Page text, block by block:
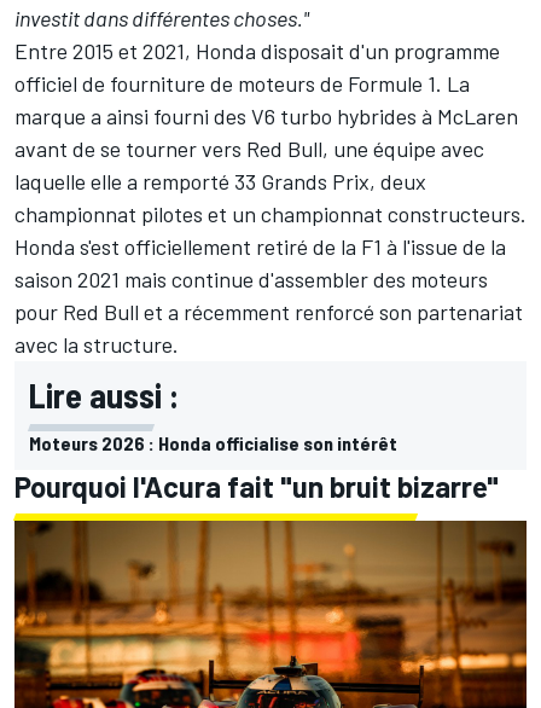
investit dans différentes choses."
Entre 2015 et 2021, Honda disposait d'un programme
officiel de fourniture de moteurs de Formule 1. La
marque a ainsi fourni des V6 turbo hybrides à McLaren
avant de se tourner vers Red Bull, une équipe avec
laquelle elle a remporté 33 Grands Prix, deux
championnat pilotes et un championnat constructeurs.
Honda s'est officiellement retiré de la F1 à l'issue de la
saison 2021 mais continue d'assembler des moteurs
pour Red Bull et a récemment renforcé son partenariat
avec la structure.
Lire aussi :
Moteurs 2026 : Honda officialise son intérêt
Pourquoi l'Acura fait "un bruit bizarre"